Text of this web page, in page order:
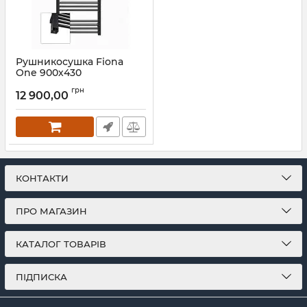
Рушникосушка Fiona
One 900х430
Terma
Артикул:
WWFIE090043K9M5E1U
12 900,00 грн
КОНТАКТИ
ПРО МАГАЗИН
КАТАЛОГ ТОВАРІВ
ПІДПИСКА